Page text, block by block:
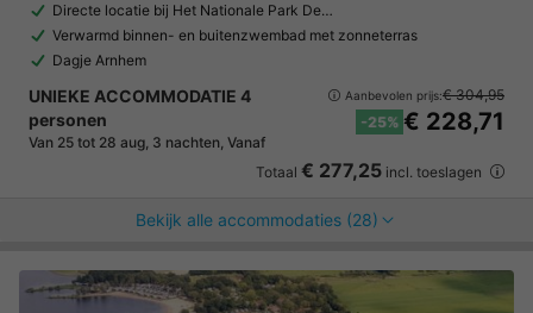
Directe locatie bij Het Nationale Park De…
Verwarmd binnen- en buitenzwembad met zonneterras
Dagje Arnhem
UNIEKE ACCOMMODATIE 4
personen
Van 25 tot 28 aug, 3 nachten, Vanaf
Aanbevolen prijs:€ 304,95
-25% € 228,71
Totaal € 277,25 incl. toeslagen
Bekijk alle accommodaties (28)